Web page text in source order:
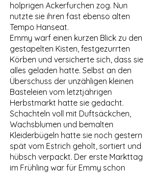
holprigen Ackerfurchen zog. Nun
nutzte sie ihren fast ebenso alten
Tempo Hanseat.
Emmy warf einen kurzen Blick zu den
gestapelten Kisten, festgezurrten
Körben und versicherte sich, dass sie
alles geladen hatte. Selbst an den
Überschuss der unzähligen kleinen
Basteleien vom letztjährigen
Herbstmarkt hatte sie gedacht.
Schachteln voll mit Duftsäckchen,
Wachsblumen und bemalten
Kleiderbügeln hatte sie noch gestern
spät vom Estrich geholt, sortiert und
hübsch verpackt. Der erste Markttag
im Frühling war für Emmy schon